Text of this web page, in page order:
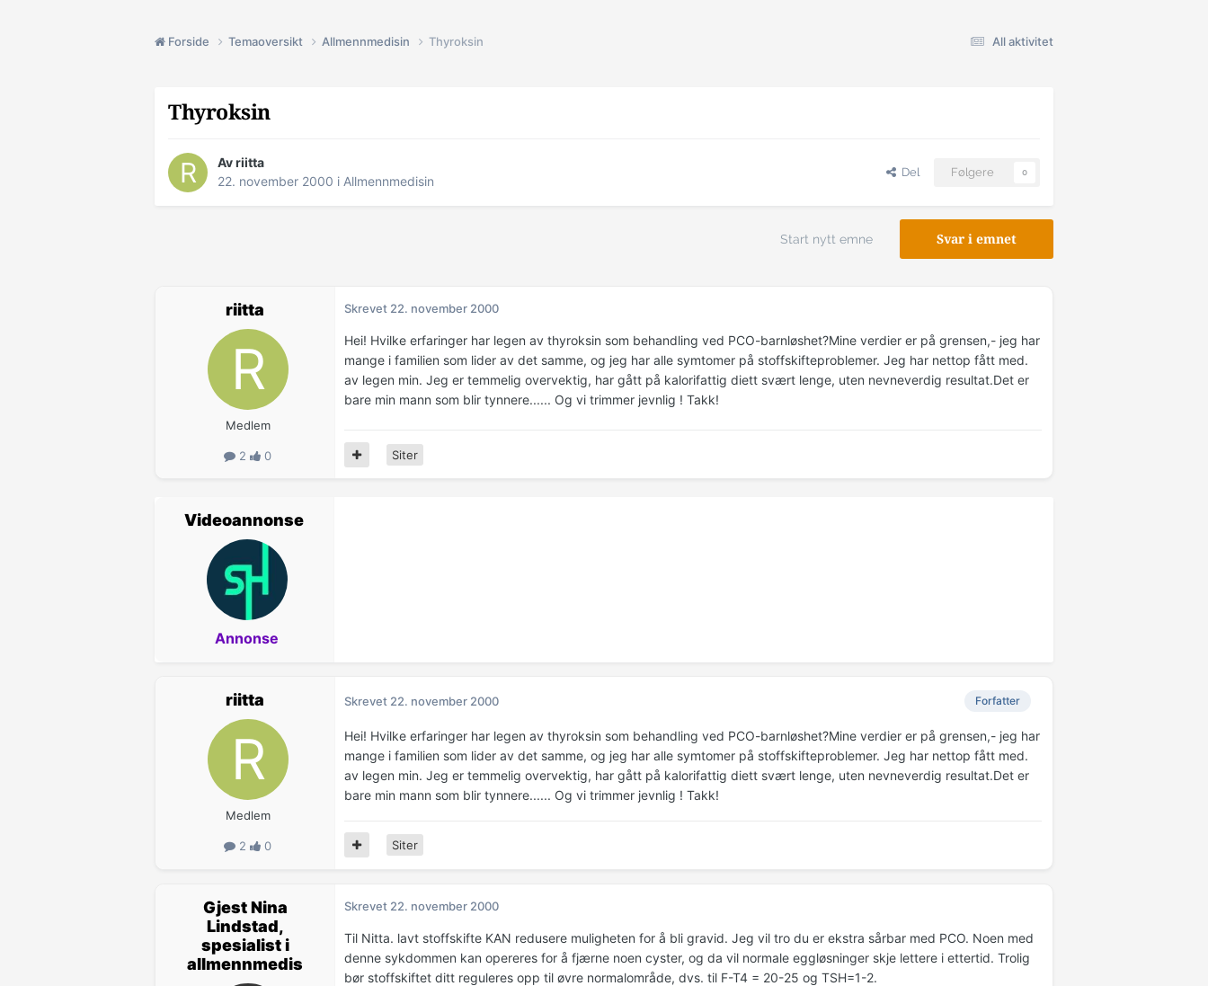
All aktivitet
Forside Temaoversikt Allmennmedisin Thyroksin
Thyroksin
Av riitta
22. november 2000 i Allmennmedisin
Del Følgere 0
Svar i emnet
Start nytt emne
riitta
Medlem
2 0
Skrevet 22. november 2000
Hei! Hvilke erfaringer har legen av thyroksin som behandling ved PCO-barnløshet?Mine verdier er på grensen,- jeg har
mange i familien som lider av det samme, og jeg har alle symtomer på stoffskifteproblemer. Jeg har nettop fått med.
av legen min. Jeg er temmelig overvektig, har gått på kalorifattig diett svært lenge, uten nevneverdig resultat.Det er
bare min mann som blir tynnere...... Og vi trimmer jevnlig ! Takk!
Siter
Videoannonse
Annonse
riitta
Medlem
2 0
Forfatter
Skrevet 22. november 2000
Hei! Hvilke erfaringer har legen av thyroksin som behandling ved PCO-barnløshet?Mine verdier er på grensen,- jeg har
mange i familien som lider av det samme, og jeg har alle symtomer på stoffskifteproblemer. Jeg har nettop fått med.
av legen min. Jeg er temmelig overvektig, har gått på kalorifattig diett svært lenge, uten nevneverdig resultat.Det er
bare min mann som blir tynnere...... Og vi trimmer jevnlig ! Takk!
Siter
Gjest Nina
Lindstad,
spesialist i
allmennmedis
Skrevet 22. november 2000
Til Nitta. lavt stoffskifte KAN redusere muligheten for å bli gravid. Jeg vil tro du er ekstra sårbar med PCO. Noen med
denne sykdommen kan opereres for å fjærne noen cyster, og da vil normale eggløsninger skje lettere i ettertid. Trolig
bør stoffskiftet ditt reguleres opp til øvre normalområde, dvs. til F-T4 = 20-25 og TSH=1-2.